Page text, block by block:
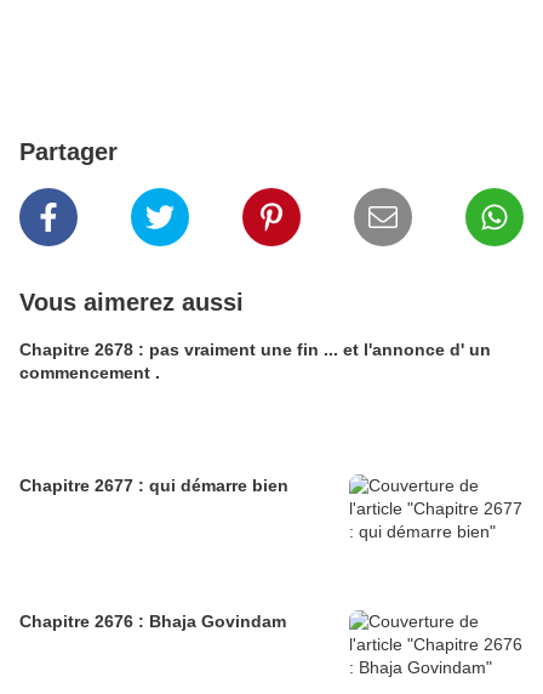
Partager
Vous aimerez aussi
Chapitre 2678 : pas vraiment une fin ... et l'annonce d' un
commencement .
Chapitre 2677 : qui démarre bien
Chapitre 2676 : Bhaja Govindam